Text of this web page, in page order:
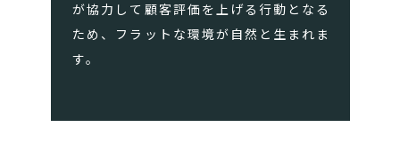
が協力して顧客評価を上げる行動となる
ため、フラットな環境が自然と生まれま
す。